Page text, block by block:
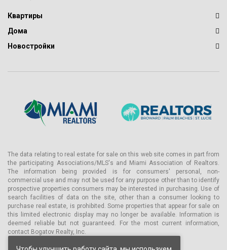
Квартиры
Дома
Новостройки
The data relating to real estate for sale on this web site comes in part from
the participating Associations/MLS's and Miami Association of Realtors.
The information being provided is for consumers' personal, non-
commercial use and may not be used for any purpose other than to identify
prospective properties consumers may be interested in purchasing. Use of
search facilities of data on the site, other than a consumer looking to
purchase real estate, is prohibited. Some properties that appear for sale on
this limited electronic display may no longer be available. Information is
deemed reliable but not guaranteed. For the most current information,
contact Bogatov Realty, Inc.